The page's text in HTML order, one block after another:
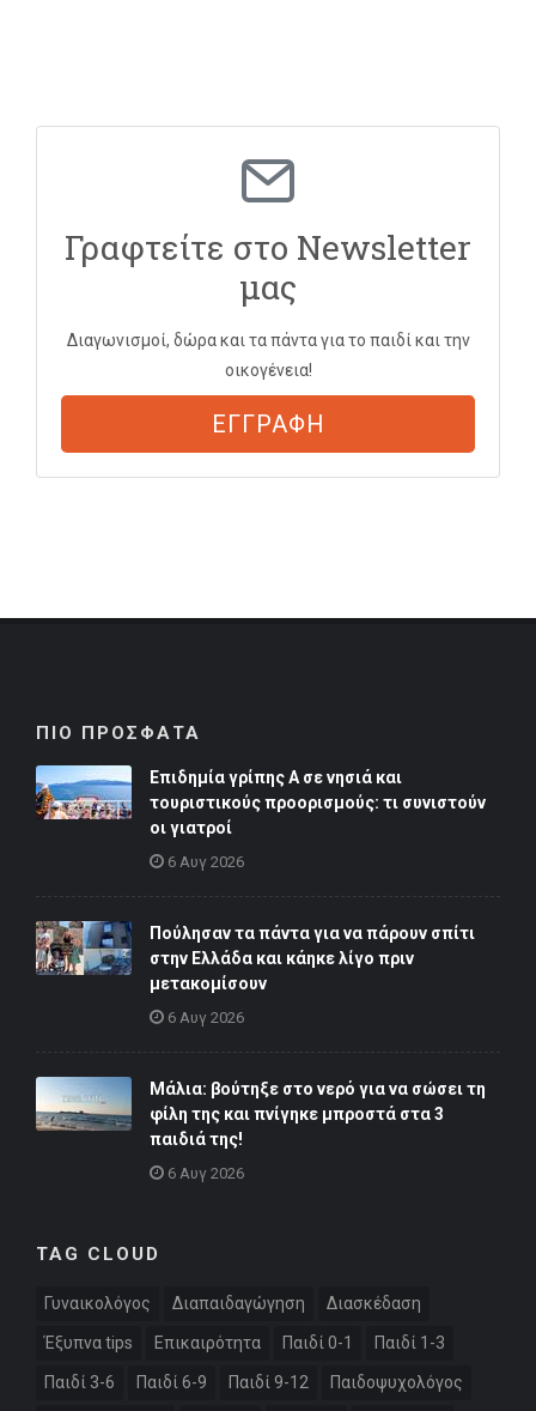
Γραφτείτε στο Newsletter
μας
Διαγωνισμοί, δώρα και τα πάντα για το παιδί και την
οικογένεια!
ΕΓΓΡΑΦΗ
ΠΙΟ ΠΡΟΣΦΑΤΑ
Επιδημία γρίπης Α σε νησιά και
τουριστικούς προορισμούς: τι συνιστούν
οι γιατροί
6 Αυγ 2026
Πούλησαν τα πάντα για να πάρουν σπίτι
στην Ελλάδα και κάηκε λίγο πριν
μετακομίσουν
6 Αυγ 2026
Μάλια: βούτηξε στο νερό για να σώσει τη
φίλη της και πνίγηκε μπροστά στα 3
παιδιά της!
6 Αυγ 2026
TAG CLOUD
Γυναικολόγος Διαπαιδαγώγηση Διασκέδαση
Έξυπνα tips Επικαιρότητα Παιδί 0-1 Παιδί 1-3
Παιδί 3-6 Παιδί 6-9 Παιδί 9-12 Παιδοψυχολόγος